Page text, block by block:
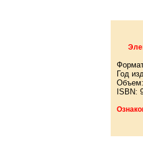
Год
ISBN: